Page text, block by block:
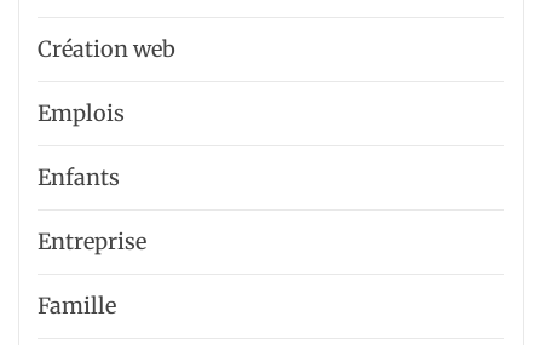
Création web
Emplois
Enfants
Entreprise
Famille